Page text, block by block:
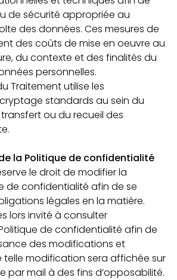
de sécurité appropriée au
des données. Ces mesures de
des coûts de mise en oeuvre au
du contexte et des finalités du
personnelles.
Traitement utilise les
standards au sein du
ou du recueil des
la Politique de confidentialité
le droit de modifier la
de confidentialité afin de se
légales en la matière.
lors invité à consulter
de confidentialité afin de
des modifications et
telle modification sera affichée sur
par mail à des fins d’opposabilité.